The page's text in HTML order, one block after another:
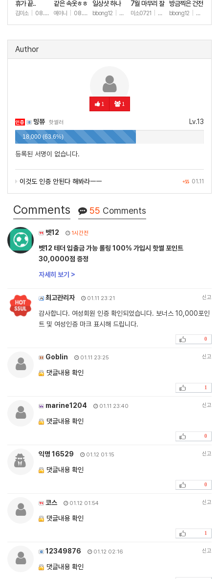
휴가 끝..
김미소 08.07 +190
같은 속옷ㅎㅎ
예이니 08.04 +71
일상샷 하나
bbong12 07.31+90
7월 마무리 잘
하세요🫶
미소0721 07.31+264
방금찍은 건전
한 일상샷
bbong12 07.28
Author
1 1
Lv.13
인증 밍쮸 핫썰러
18,000 (63.6%)
등록된 서명이 없습니다.
+55 01.11
이것도 인증 안된다 해봐라ㅡㅡ
Comments 55 Comments
벳12 1시간전
벳12 테더 입출금 가능 롤링 100% 가입시 핫썰 포인트
30,0000점 증정
자세히 보기 >
최고관리자 01.11 23:21 신고
감사합니다. 여성회원 인증 확인되었습니다. 보너스 10,000포인
트 및 여성인증 마크 표시해 드립니다.
0
Goblin 01.11 23:25 신고
댓글내용 확인
1
marine1204 01.11 23:40 신고
댓글내용 확인
0
익명 16529 01.12 01:15 신고
댓글내용 확인
0
코스 01.12 01:54 신고
댓글내용 확인
1
12349876 01.12 02:16 신고
댓글내용 확인